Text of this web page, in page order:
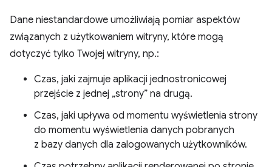
Dane niestandardowe umożliwiają pomiar aspektów
związanych z użytkowaniem witryny, które mogą
dotyczyć tylko Twojej witryny, np.:
Czas, jaki zajmuje aplikacji jednostronicowej
przejście z jednej „strony” na drugą.
Czas, jaki upływa od momentu wyświetlenia strony
do momentu wyświetlenia danych pobranych
z bazy danych dla zalogowanych użytkowników.